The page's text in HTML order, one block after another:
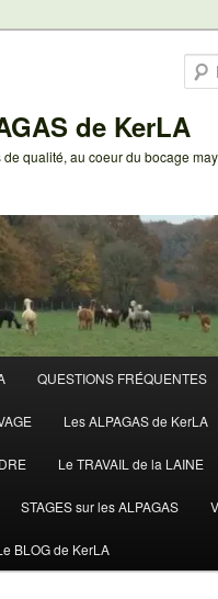
de KerLA
qualité, au coeur du bocage
QUESTIONS FRÉQUENTES
Les ALPAGAS de KerLA
Le TRAVAIL de la LAINE
STAGES sur les ALPAGAS
BLOG de KerLA